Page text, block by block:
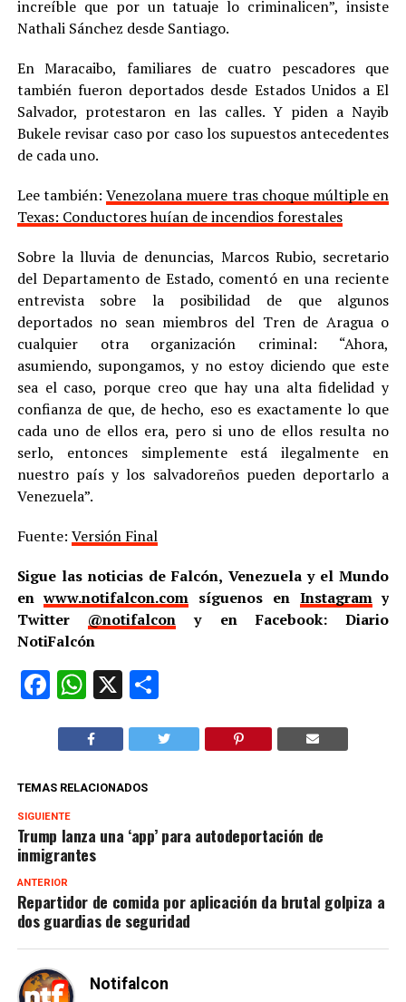
increíble que por un tatuaje lo criminalicen”, insiste
Nathali Sánchez desde Santiago.
En Maracaibo, familiares de cuatro pescadores que
también fueron deportados desde Estados Unidos a El
Salvador, protestaron en las calles. Y piden a Nayib
Bukele revisar caso por caso los supuestos antecedentes
de cada uno.
Lee también:Venezolana muere tras choque múltiple en
Texas: Conductores huían de incendios forestales
Sobre la lluvia de denuncias, Marcos Rubio, secretario
del Departamento de Estado, comentó en una reciente
entrevista sobre la posibilidad de que algunos
deportados no sean miembros del Tren de Aragua o
cualquier otra organización criminal: “Ahora,
asumiendo, supongamos, y no estoy diciendo que este
sea el caso, porque creo que hay una alta fidelidad y
confianza de que, de hecho, eso es exactamente lo que
cada uno de ellos era, pero si uno de ellos resulta no
serlo, entonces simplemente está ilegalmente en
nuestro país y los salvadoreños pueden deportarlo a
Venezuela”.
Fuente: Versión Final
Sigue las noticias de Falcón, Venezuela y el Mundo
enwww.notifalcon.com síguenos en Instagramy
Twitter @notifalcon y en Facebook: Diario
NotiFalcón
Facebook
WhatsApp
X Compartir
TEMAS RELACIONADOS
SIGUIENTE
Trump lanza una ‘app’ para autodeportación de
inmigrantes
ANTERIOR
Repartidor de comida por aplicación da brutal golpiza a
dos guardias de seguridad
Notifalcon